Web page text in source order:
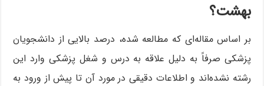
بهشت؟
بر اساس مقاله‌ای که مطالعه شده، درصد بالایی از دانشجویان
پزشکی صرفاً به دلیل علاقه به درس و شغل پزشکی وارد این
رشته نشده‌اند و اطلاعات دقیقی در مورد آن تا پیش از ورود به